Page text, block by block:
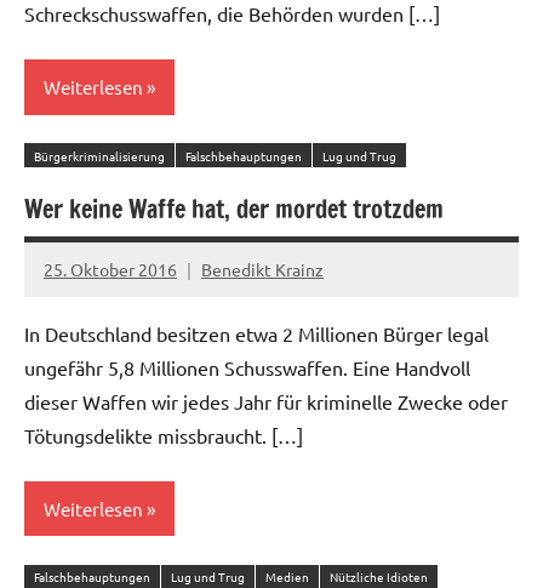
Schreckschusswaffen, die Behörden wurden […]
Weiterlesen
Bürgerkriminalisierung Falschbehauptungen Lug und Trug
Wer keine Waffe hat, der mordet trotzdem
25. Oktober 2016 Benedikt Krainz
4
In Deutschland besitzen etwa 2 Millionen Bürger legal
ungefähr 5,8 Millionen Schusswaffen. Eine Handvoll
dieser Waffen wir jedes Jahr für kriminelle Zwecke oder
Tötungsdelikte missbraucht. […]
Weiterlesen
Falschbehauptungen Lug und Trug Medien
Nützliche Idioten